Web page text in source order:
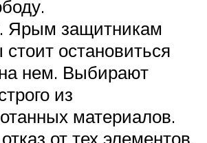
Ярым защитникам
остановиться
нем. Выбирают
из
материалов.
от тех элементов,